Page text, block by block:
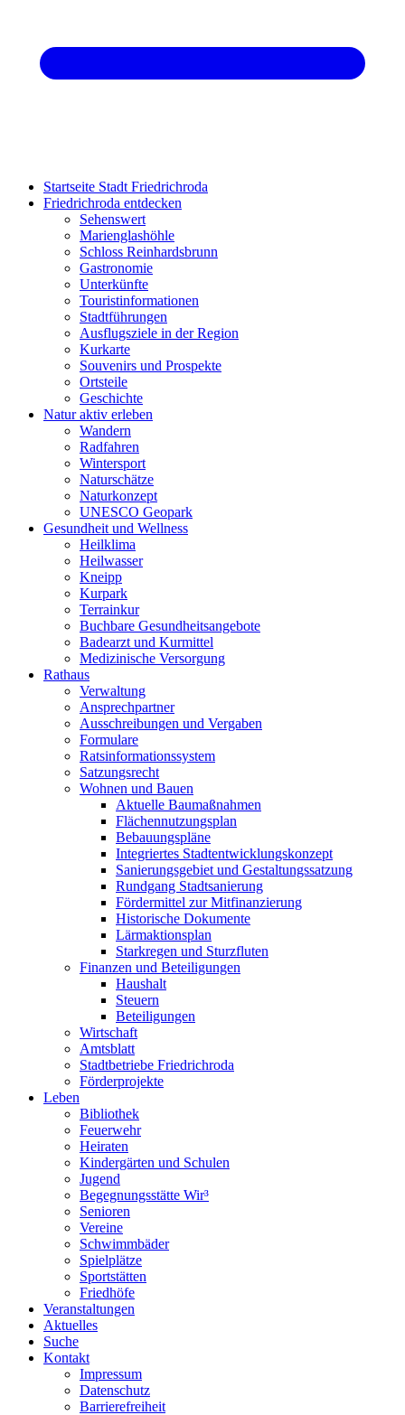
Startseite Stadt Friedrichroda
Friedrichroda entdecken
Sehenswert
Marienglashöhle
Schloss Reinhardsbrunn
Gastronomie
Unterkünfte
Touristinformationen
Stadtführungen
Ausflugsziele in der Region
Kurkarte
Souvenirs und Prospekte
Ortsteile
Geschichte
Natur aktiv erleben
Wandern
Radfahren
Wintersport
Naturschätze
Naturkonzept
UNESCO Geopark
Gesundheit und Wellness
Heilklima
Heilwasser
Kneipp
Kurpark
Terrainkur
Buchbare Gesundheitsangebote
Badearzt und Kurmittel
Medizinische Versorgung
Rathaus
Verwaltung
Ansprechpartner
Ausschreibungen und Vergaben
Formulare
Ratsinformationssystem
Satzungsrecht
Wohnen und Bauen
Aktuelle Baumaßnahmen
Flächennutzungsplan
Bebauungspläne
Integriertes Stadtentwicklungskonzept
Sanierungsgebiet und Gestaltungssatzung
Rundgang Stadtsanierung
Fördermittel zur Mitfinanzierung
Historische Dokumente
Lärmaktionsplan
Starkregen und Sturzfluten
Finanzen und Beteiligungen
Haushalt
Steuern
Beteiligungen
Wirtschaft
Amtsblatt
Stadtbetriebe Friedrichroda
Förderprojekte
Leben
Bibliothek
Feuerwehr
Heiraten
Kindergärten und Schulen
Jugend
Begegnungsstätte Wir³
Senioren
Vereine
Schwimmbäder
Spielplätze
Sportstätten
Friedhöfe
Veranstaltungen
Aktuelles
Suche
Kontakt
Impressum
Datenschutz
Barrierefreiheit